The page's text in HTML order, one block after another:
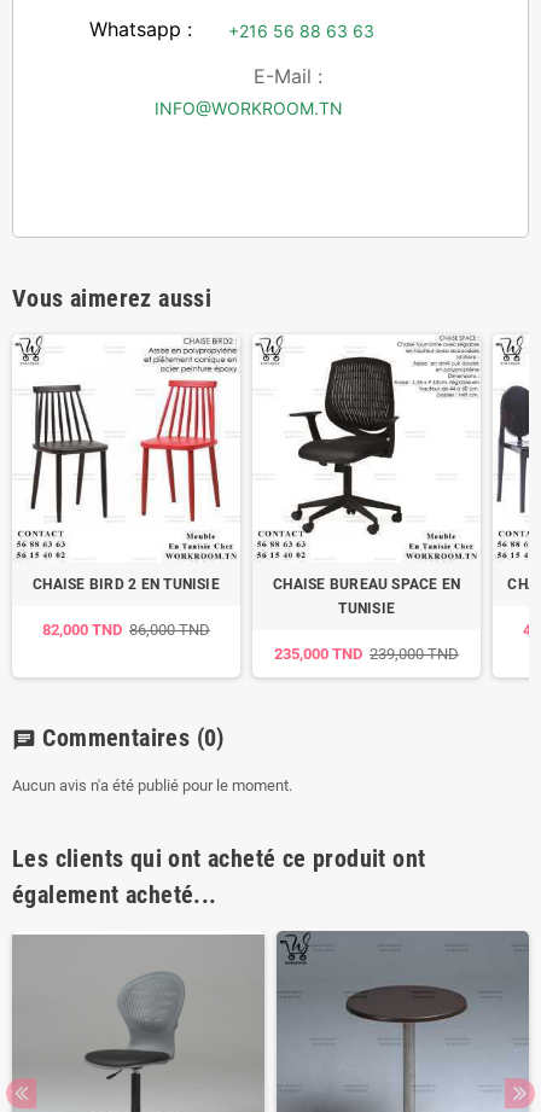
Whatsapp : +216 56 88 63 63
E-Mail :
INFO@WORKROOM.TN
Vous aimerez aussi
CHAISE BIRD 2 EN TUNISIE
82,000 TND 86,000 TND
CHAISE BUREAU SPACE EN
TUNISIE
235,000 TND 239,000 TND
chat Commentaires (0)
Aucun avis n'a été publié pour le moment.
Les clients qui ont acheté ce produit ont
également acheté...